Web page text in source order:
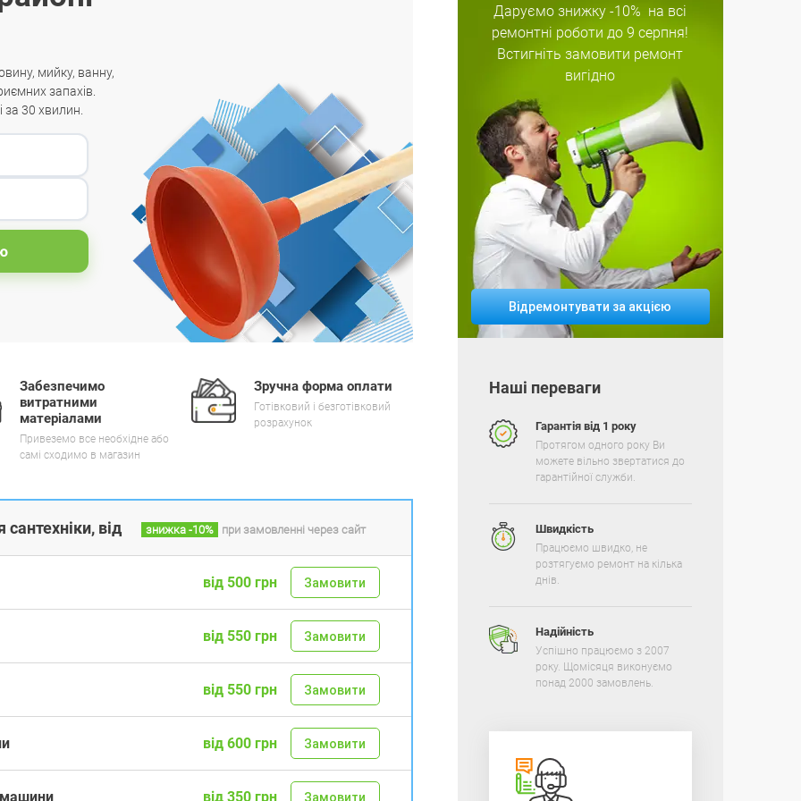
мийку, ванну,
запахів.
за 30 хвилин.
Забезпечимо
витратними
матеріалами
Привеземо все необхідне або
самі сходимо в магазин
Зручна форма оплати
Готівковий і безготівковий
розрахунок
від знижка -10% при замовленні через сайт
від 500 грн Замовити
від 550 грн Замовити
від 550 грн Замовити
від 600 грн Замовити
машини від 350 грн Замовити
Даруємо знижку-10% на всі
ремонтні роботидо 9 серпня!
Встигніть замовити ремонт
вигідно
Відремонтувати за акцією
Наші переваги
Гарантія від 1 року
Протягом одного року Ви
можете вільно звертатися до
гарантійної служби.
Швидкість
Працюємо швидко, не
розтягуємо ремонт на кілька
днів.
Надійність
Успішно працюємо з 2007
року. Щомісяця виконуємо
понад 2000 замовлень.